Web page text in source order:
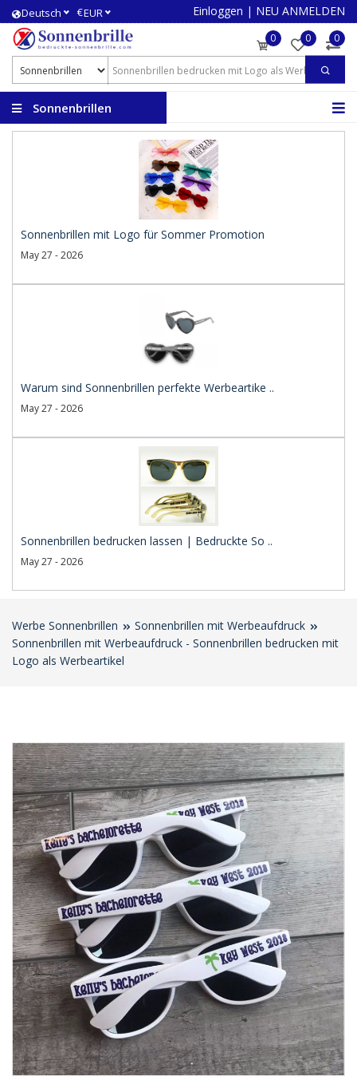
Deutsch €EUR Einloggen | NEU ANMELDEN
0 0 0
Sonnenbrillen
Sonnenbrillen mit Logo für Sommer Promotion
May 27 - 2026
Warum sind Sonnenbrillen perfekte Werbeartike ..
May 27 - 2026
Sonnenbrillen bedrucken lassen | Bedruckte So ..
May 27 - 2026
Werbe Sonnenbrillen
Sonnenbrillen mit Werbeaufdruck
Sonnenbrillen mit Werbeaufdruck - Sonnenbrillen bedrucken mit
Logo als Werbeartikel